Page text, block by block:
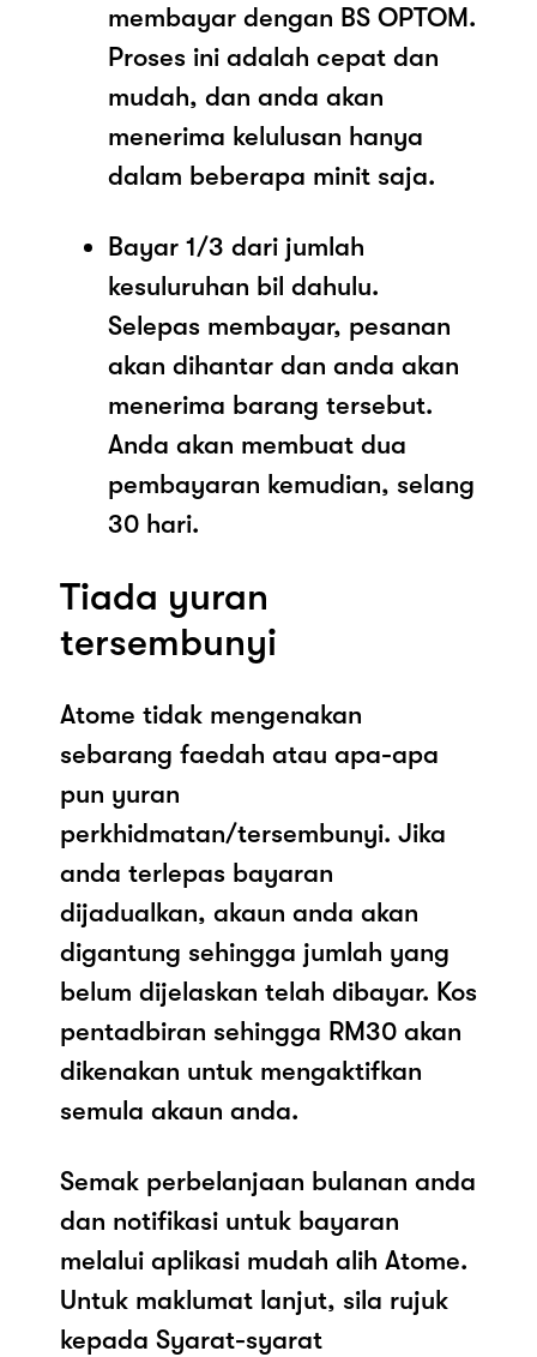
membayar dengan BS OPTOM.
Proses ini adalah cepat dan
mudah, dan anda akan
menerima kelulusan hanya
dalam beberapa minit saja.
Bayar 1/3 dari jumlah
kesuluruhan bil dahulu.
Selepas membayar, pesanan
akan dihantar dan anda akan
menerima barang tersebut.
Anda akan membuat dua
pembayaran kemudian, selang
30 hari.
Tiada yuran
tersembunyi
Atome tidak mengenakan
sebarang faedah atau apa-apa
pun yuran
perkhidmatan/tersembunyi. Jika
anda terlepas bayaran
dijadualkan, akaun anda akan
digantung sehingga jumlah yang
belum dijelaskan telah dibayar. Kos
pentadbiran sehingga RM30 akan
dikenakan untuk mengaktifkan
semula akaun anda.
Semak perbelanjaan bulanan anda
dan notifikasi untuk bayaran
melalui aplikasi mudah alih Atome.
Untuk maklumat lanjut, sila rujuk
kepada Syarat-syarat